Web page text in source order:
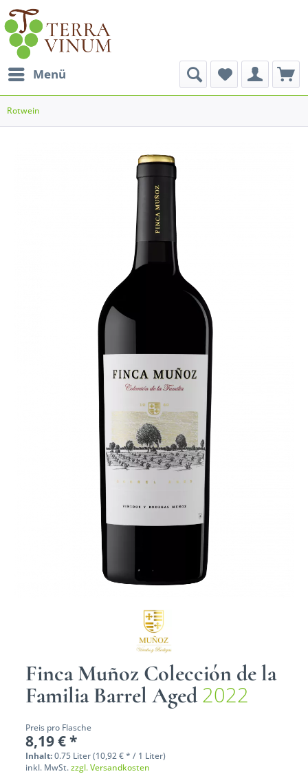
Menü
Rotwein
Finca Muñoz Colección de la
Familia Barrel Aged 2022
Preis pro Flasche
8,19 € *
Inhalt:0.75 Liter (10,92 € * / 1 Liter)
inkl. MwSt.zzgl. Versandkosten